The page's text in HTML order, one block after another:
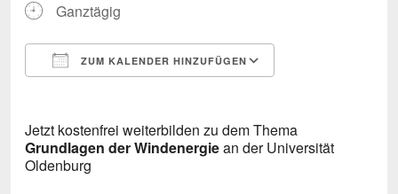
Ganztägig
ZUM KALENDER HINZUFÜGEN
Jetzt kostenfrei weiterbilden zu dem Thema
Grundlagen der Windenergiean der Universität
Oldenburg